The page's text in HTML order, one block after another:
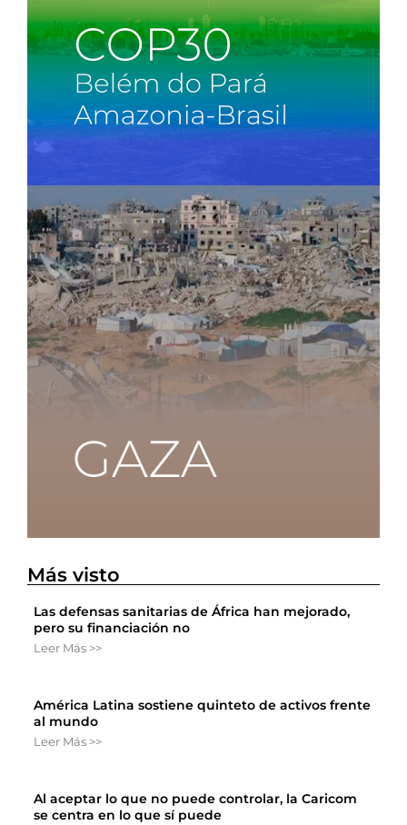
Más visto
Las defensas sanitarias de África han mejorado,
pero su financiación no
Leer Más >>
América Latina sostiene quinteto de activos frente
al mundo
Leer Más >>
Al aceptar lo que no puede controlar, la Caricom
se centra en lo que sí puede